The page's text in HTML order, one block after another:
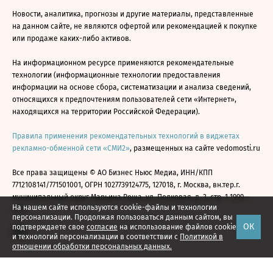
На нашем сайте используются cookie-файлы и технологии
персонализации. Продолжая пользоваться данным сайтом, вы
подтверждаете свое согласие на использование файлов cookie
и технологий персонализации в соответствии с Политикой в
отношении обработки персональных данных.
ОК
Новости, аналитика, прогнозы и другие материалы, представленные
на данном сайте, не являются офертой или рекомендацией к покупке
или продаже каких-либо активов.
На информационном ресурсе применяются рекомендательные
технологии (информационные технологии предоставления
информации на основе сбора, систематизации и анализа сведений,
относящихся к предпочтениям пользователей сети «Интернет»,
находящихся на территории Российской Федерации).
Правила применения рекомендательных технологий в виджетах
рекламно-обменной сети «СМИ2», размещенных на сайте vedomosti.ru
Все права защищены © АО Бизнес Ньюс Медиа, ИНН/КПП
7712108141/771501001, ОГРН 1027739124775, 127018, г. Москва, вн.тер.г.
муниципальный округ Марьина Роща, ул. Полковая, д. 3, стр. 1 1999—
2026